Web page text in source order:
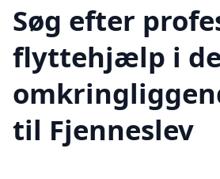
Søg efter
flyttehjælp i de
til Fjenneslev